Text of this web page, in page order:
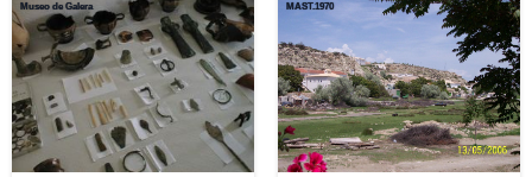
Museo de Galera MAST.1970